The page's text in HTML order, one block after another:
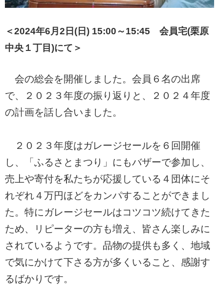
＜2024年6月2日(日) 15:00～15:45 会員宅(栗原
中央１丁目)にて＞
会の総会を開催しました。会員６名の出席
で、２０２３年度の振り返りと、２０２４年度
の計画を話し合いました。
２０２３年度はガレージセールを６回開催
し、「ふるさとまつり」にもバザーで参加し、
売上や寄付を私たちが応援している４団体にそ
れぞれ４万円ほどをカンパすることができまし
た。特にガレージセールはコツコツ続けてきた
ため、リピーターの方も増え、皆さん楽しみに
されているようです。品物の提供も多く、地域
で気にかけて下さる方が多くいること、感謝す
るばかりです。